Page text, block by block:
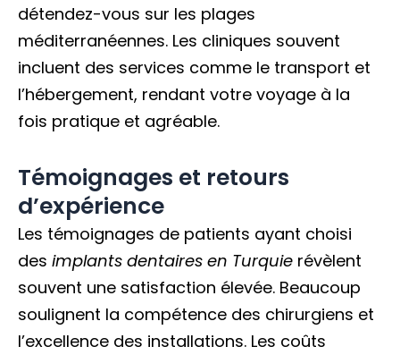
détendez-vous sur les plages
méditerranéennes. Les cliniques souvent
incluent des services comme le transport et
l’hébergement, rendant votre voyage à la
fois pratique et agréable.
Témoignages et retours
d’expérience
Les témoignages de patients ayant choisi
des implants dentaires en Turquie révèlent
souvent une satisfaction élevée. Beaucoup
soulignent la compétence des chirurgiens et
l’excellence des installations. Les coûts